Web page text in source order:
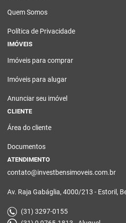
Quem Somos
Política de Privacidade
IMÓVEIS
Imóveis para comprar
Imóveis para alugar
Anunciar seu imóvel
CLIENTE
Área do cliente
Documentos
ATENDIMENTO
contato@investbensimoveis.com.br
Av. Raja Gabáglia, 4000/213 - Estoril,
(31) 3297-0155